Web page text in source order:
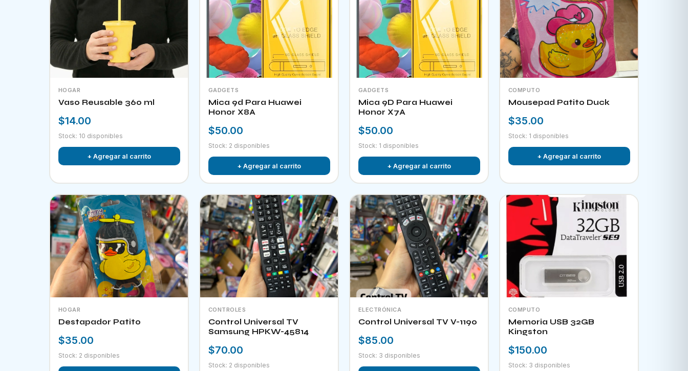
HOGAR
Vaso Reusable 360 ml
$14.00
Stock: 10 disponibles
+ Agregar al carrito
GADGETS
Mica 9d Para Huawei
Honor X8A
$50.00
Stock: 2 disponibles
+ Agregar al carrito
GADGETS
Mica 9D Para Huawei
Honor X7A
$50.00
Stock: 1 disponibles
+ Agregar al carrito
COMPUTO
Mousepad Patito Duck
$35.00
Stock: 1 disponibles
+ Agregar al carrito
HOGAR
Destapador Patito
$35.00
Stock: 2 disponibles
CONTROLES
Control Universal TV
Samsung HPKW-45814
$70.00
Stock: 2 disponibles
ELECTRÓNICA
Control Universal TV V-1190
$85.00
Stock: 3 disponibles
COMPUTO
Memoria USB 32GB
Kingston
$150.00
Stock: 3 disponibles